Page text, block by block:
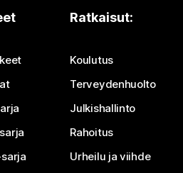
Ratkaisut:
Koulutus
Terveydenhuolto
Julkishallinto
Rahoitus
Urheilu ja viihde